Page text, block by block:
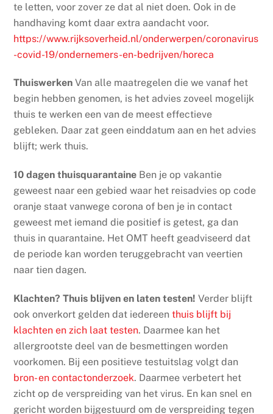
te letten, voor zover ze dat al niet doen. Ook in de
handhaving komt daar extra aandacht voor.
https://www.rijksoverheid.nl/onderwerpen/coronavirus
-covid-19/ondernemers-en-bedrijven/horeca
ThuiswerkenVan alle maatregelen die we vanaf het
begin hebben genomen, is het advies zoveel mogelijk
thuis te werken een van de meest effectieve
gebleken. Daar zat geen einddatum aan en het advies
blijft; werk thuis.
10 dagen thuisquarantaine Ben je op vakantie
geweest naar een gebied waar het reisadvies op code
oranje staat vanwege corona of ben je in contact
geweest met iemand die positief is getest, ga dan
thuis in quarantaine. Het OMT heeft geadviseerd dat
de periode kan worden teruggebracht van veertien
naar tien dagen.
Klachten? Thuis blijven en laten testen!Verder blijft
ook onverkort gelden dat iedereenthuis blijft bij
klachten en zich laat testen. Daarmee kan het
allergrootste deel van de besmettingen worden
voorkomen. Bij een positieve testuitslag volgt dan
bron- en contactonderzoek. Daarmee verbetert het
zicht op de verspreiding van het virus. En kan snel en
gericht worden bijgestuurd om de verspreiding tegen